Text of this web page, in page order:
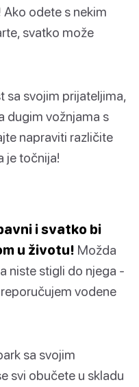
Ako odete s nekim
svatko može
sa svojim prijateljima,
dugim vožnjama s
napraviti različite
je točnija!
i svatko bi
u životu! Možda
niste stigli do njega -
vodene
sa svojim
svi obučete u skladu